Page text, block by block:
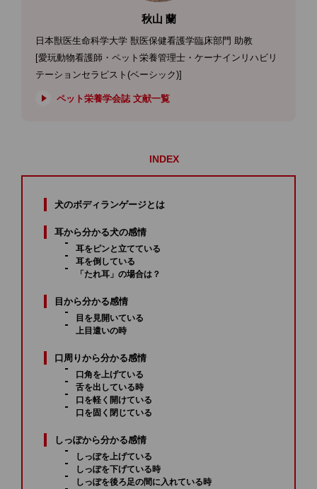
秋山 蘭
日本獣医生命科学大学 獣医保健看護学臨床部門 助教
[愛玩動物看護師・ペット栄養管理士・ケーナインリハビリ
テーションセラピスト(ベーシック)]
ペット栄養学会誌 文献一覧
INDEX
犬のボディランゲージとは
耳から分かる犬の感情
耳をピンと立てている
耳を倒している
「たれ耳」の場合は？
目から分かる感情
目を見開いている
上目遣いの時
口周りから分かる感情
口角を上げている
舌を出している時
口を軽く開けている
口を固く閉じている
しっぽから分かる感情
しっぽを上げている
しっぽを下げている時
しっぽを後ろ足の間に入れている時